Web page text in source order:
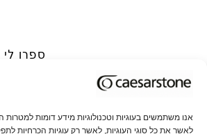
אנו משתמשים בעוגיות וטכנולוגיות מידע דומות
לאשר את כל סוגי העוגיות, לאשר רק עוגיות הכרחיות
ספרו לי